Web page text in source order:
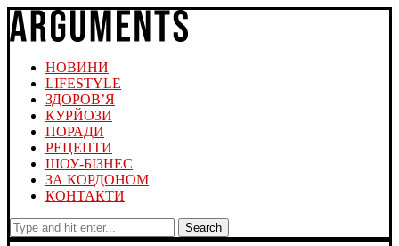
НОВИНИ
LIFESTYLE
ЗДОРОВ’Я
КУРЙОЗИ
ПОРАДИ
РЕЦЕПТИ
ШОУ-БІЗНЕС
ЗА КОРДОНОМ
КОНТАКТИ
Search